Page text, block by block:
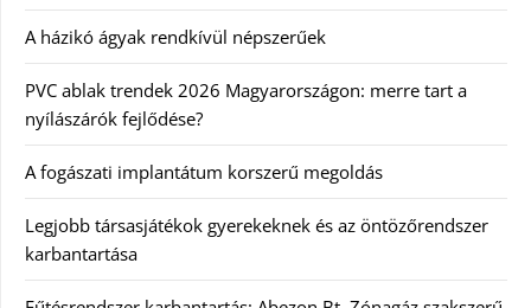
A házikó ágyak rendkívül népszerűek
PVC ablak trendek 2026 Magyarországon: merre tart a
nyílászárók fejlődése?
A fogászati implantátum korszerű megoldás
Legjobb társasjátékok gyerekeknek és az öntözőrendszer
karbantartása